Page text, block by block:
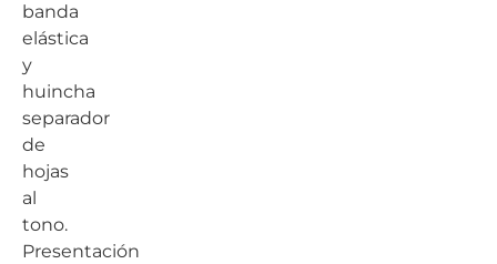
banda
elástica
y
huincha
separador
de
hojas
al
tono.
Presentación